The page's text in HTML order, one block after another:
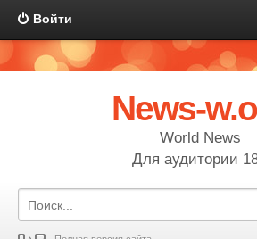
Войти
News-
World News
Для аудитории